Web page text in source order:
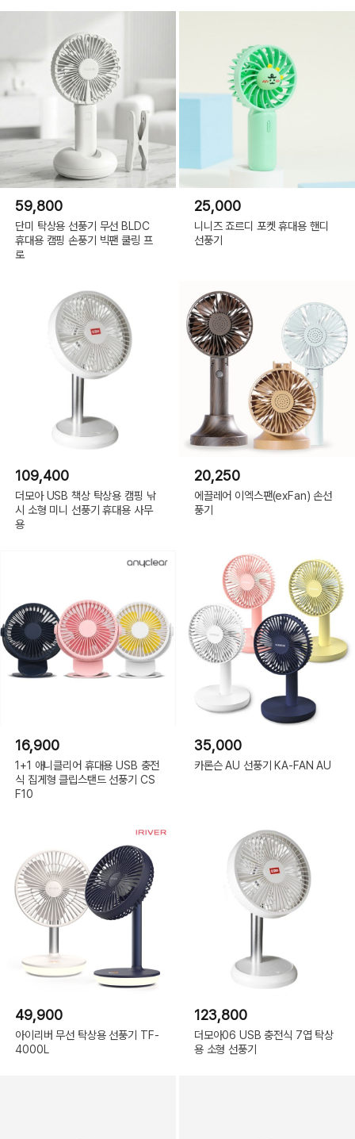
59,800
단미 탁상용 선풍기 무선 BLDC
휴대용 캠핑 손풍기 빅팬 쿨링 프
로
25,000
니니즈 죠르디 포켓 휴대용 핸디
선풍기
109,400
더모아 USB 책상 탁상용 캠핑 낚
시 소형 미니 선풍기 휴대용 사무
용
20,250
에끌레어 이엑스팬(exFan) 손선
풍기
16,900
1+1 애니클리어 휴대용 USB 충전
식 집게형 클립스탠드 선풍기 CS
F10
35,000
카론슨 AU 선풍기 KA-FAN AU
49,900
아이리버 무선 탁상용 선풍기 TF-
4000L
123,800
더모아06 USB 충전식 7엽 탁상
용 소형 선풍기